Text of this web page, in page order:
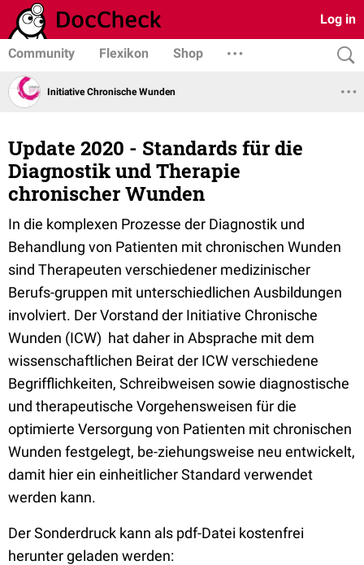
Log in
Community Flexikon Shop
Initiative Chronische Wunden
Update 2020 - Standards für die
Diagnostik und Therapie
chronischer Wunden
In die komplexen Prozesse der Diagnostik und
Behandlung von Patienten mit chronischen Wunden
sind Therapeuten verschiedener medizinischer
Berufs-gruppen mit unterschiedlichen Ausbildungen
involviert. Der Vorstand der Initiative Chronische
Wunden (ICW) hat daher in Absprache mit dem
wissenschaftlichen Beirat der ICW verschiedene
Begrifflichkeiten, Schreibweisen sowie diagnostische
und therapeutische Vorgehensweisen für die
optimierte Versorgung von Patienten mit chronischen
Wunden festgelegt, be-ziehungsweise neu entwickelt,
damit hier ein einheitlicher Standard verwendet
werden kann.
Der Sonderdruck kann als pdf-Datei kostenfrei
herunter geladen werden: